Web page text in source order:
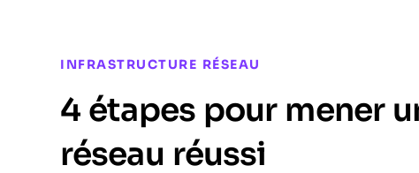
INFRASTRUCTURE RÉSEAU
4 étapes pour mener
réseau réussi